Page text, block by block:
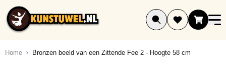
Ga naar de inhoud
Home Bronzen beeld van een Zittende Fee 2 - Hoogte 58 cm